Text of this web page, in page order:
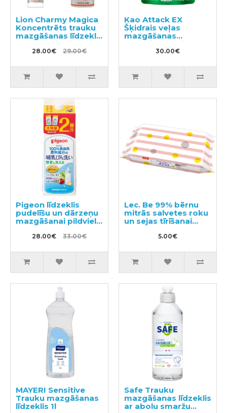
Lion Charmy Magica
Koncentrēts trauku
mazgāšanas līdzeklis
220ml + pildviela
880ml28.00€ 29.00€
Kao Attack EX
Šķidrais veļas
mazgāšanas
līdzeklis, pildviela
30.00€
Pigeon līdzeklis
pudelīšu un dārzeņu
mazgāšanai pildviela
28.00€ 33.00€
Lec. Be 99% bērnu
mitrās salvetes roku
un sejas tīrīšanai
5.00€
MAYERI Sensitive
Trauku mazgāšanas
līdzeklis 1l
Safe Trauku
mazgāšanas līdzeklis
ar abolu smaržu